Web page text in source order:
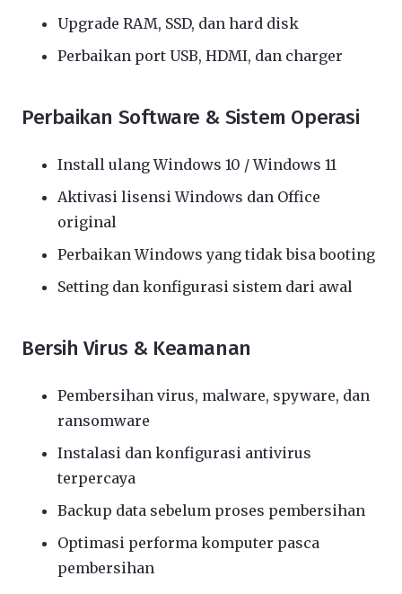
Upgrade RAM, SSD, dan hard disk
Perbaikan port USB, HDMI, dan charger
Perbaikan Software & Sistem Operasi
Install ulang Windows 10 / Windows 11
Aktivasi lisensi Windows dan Office
original
Perbaikan Windows yang tidak bisa booting
Setting dan konfigurasi sistem dari awal
Bersih Virus & Keamanan
Pembersihan virus, malware, spyware, dan
ransomware
Instalasi dan konfigurasi antivirus
terpercaya
Backup data sebelum proses pembersihan
Optimasi performa komputer pasca
pembersihan